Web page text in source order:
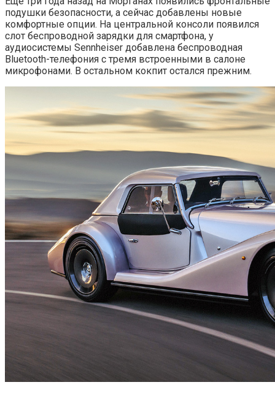
подушки безопасности, а сейчас добавлены новые
комфортные опции. На центральной консоли появился
слот беспроводной зарядки для смартфона, у
аудиосистемы Sennheiser добавлена беспроводная
Bluetooth-телефония с тремя встроенными в салоне
микрофонами. В остальном кокпит остался прежним.